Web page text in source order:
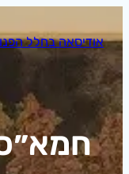
לתוכןאודיסאה בחלל